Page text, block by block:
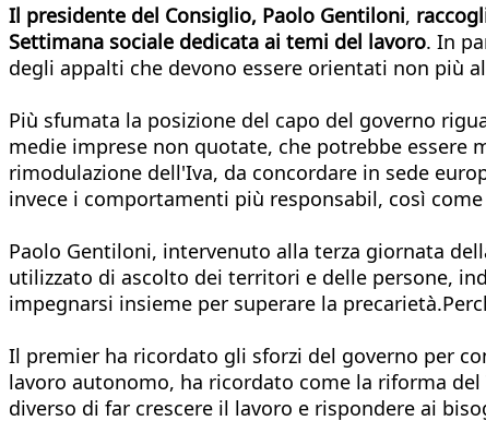
Il presidente del Consiglio, Paolo Gentiloni,
Settimana sociale dedicata ai temi del lavoro. In
degli appalti che devono essere orientati non più
Più sfumata la posizione del capo del governo
medie imprese non quotate, che potrebbe essere
rimodulazione dell'Iva, da concordare in sede
invece i comportamenti più responsabil, così
Paolo Gentiloni, intervenuto alla terza giornata
utilizzato di ascolto dei territori e delle persone,
impegnarsi insieme per superare la
Il premier ha ricordato gli sforzi del governo per
lavoro autonomo, ha ricordato come la riforma
diverso di far crescere il lavoro e rispondere ai